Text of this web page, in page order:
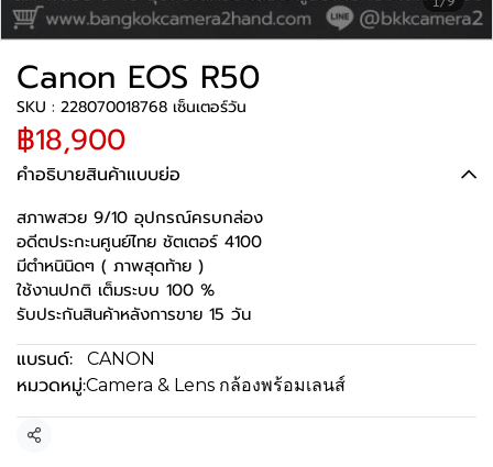
Canon EOS R50
SKU : 228070018768 เซ็นเตอร์วัน
฿18,900
คำอธิบายสินค้าแบบย่อ
สภาพสวย 9/10 อุปกรณ์ครบกล่อง
อดีตประกะนศูนย์ไทย ชัตเตอร์ 4100
มีตำหนินิดๆ ( ภาพสุดท้าย )
ใช้งานปกติ เต็มระบบ 100 %
รับประกันสินค้าหลังการขาย 15 วัน
แบรนด์: CANON
หมวดหมู่:Camera & Lens กล้องพร้อมเลนส์
แชร์